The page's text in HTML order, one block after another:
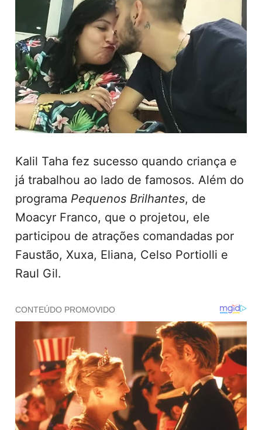
Kalil Taha fez sucesso quando criança e
já trabalhou ao lado de famosos. Além do
programa Pequenos Brilhantes, de
Moacyr Franco, que o projetou, ele
participou de atrações comandadas por
Faustão, Xuxa, Eliana, Celso Portiolli e
Raul Gil.